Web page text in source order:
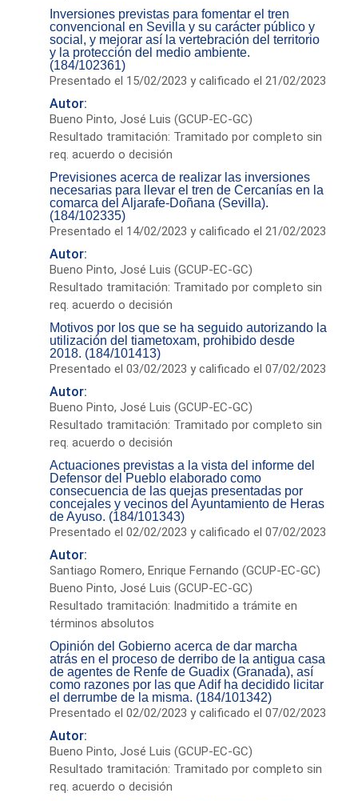
Inversiones previstas para fomentar el tren
convencional en Sevilla y su carácter público y
social, y mejorar así la vertebración del territorio
y la protección del medio ambiente.
(184/102361)
Presentado el 15/02/2023 y calificado el 21/02/2023
Autor:
Bueno Pinto, José Luis (GCUP-EC-GC)
Resultado tramitación: Tramitado por completo sin
req. acuerdo o decisión
Previsiones acerca de realizar las inversiones
necesarias para llevar el tren de Cercanías en la
comarca del Aljarafe-Doñana (Sevilla).
(184/102335)
Presentado el 14/02/2023 y calificado el 21/02/2023
Autor:
Bueno Pinto, José Luis (GCUP-EC-GC)
Resultado tramitación: Tramitado por completo sin
req. acuerdo o decisión
Motivos por los que se ha seguido autorizando la
utilización del tiametoxam, prohibido desde
2018. (184/101413)
Presentado el 03/02/2023 y calificado el 07/02/2023
Autor:
Bueno Pinto, José Luis (GCUP-EC-GC)
Resultado tramitación: Tramitado por completo sin
req. acuerdo o decisión
Actuaciones previstas a la vista del informe del
Defensor del Pueblo elaborado como
consecuencia de las quejas presentadas por
concejales y vecinos del Ayuntamiento de Heras
de Ayuso. (184/101343)
Presentado el 02/02/2023 y calificado el 07/02/2023
Autor:
Santiago Romero, Enrique Fernando (GCUP-EC-GC)
Bueno Pinto, José Luis (GCUP-EC-GC)
Resultado tramitación: Inadmitido a trámite en
términos absolutos
Opinión del Gobierno acerca de dar marcha
atrás en el proceso de derribo de la antigua casa
de agentes de Renfe de Guadix (Granada), así
como razones por las que Adif ha decidido licitar
el derrumbe de la misma. (184/101342)
Presentado el 02/02/2023 y calificado el 07/02/2023
Autor:
Bueno Pinto, José Luis (GCUP-EC-GC)
Resultado tramitación: Tramitado por completo sin
req. acuerdo o decisión